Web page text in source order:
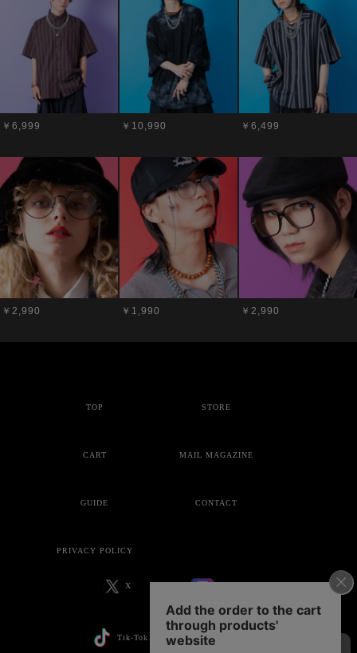
￥6,999 ￥10,990 ￥6,499
￥2,990 ￥1,990 ￥2,990
TOP STORE
CART MAIL MAGAZINE
GUIDE CONTACT
PRIVACY POLICY
X
Tik-Tok